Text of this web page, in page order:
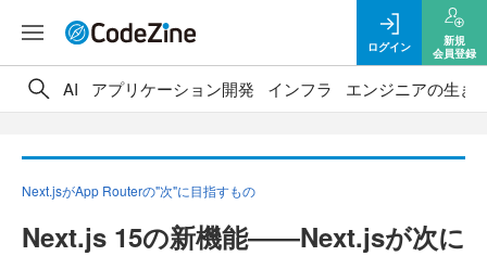
ログイン
新規
会員登録
AI アプリケーション開発 インフラ エンジニアの生き
Next.jsがApp Routerの"次"に目指すもの
Next.js 15の新機能――Next.jsが次に